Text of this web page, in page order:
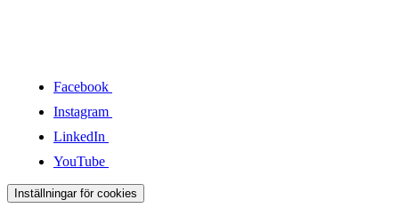
Facebook
Instagram
LinkedIn
YouTube
Inställningar för cookies